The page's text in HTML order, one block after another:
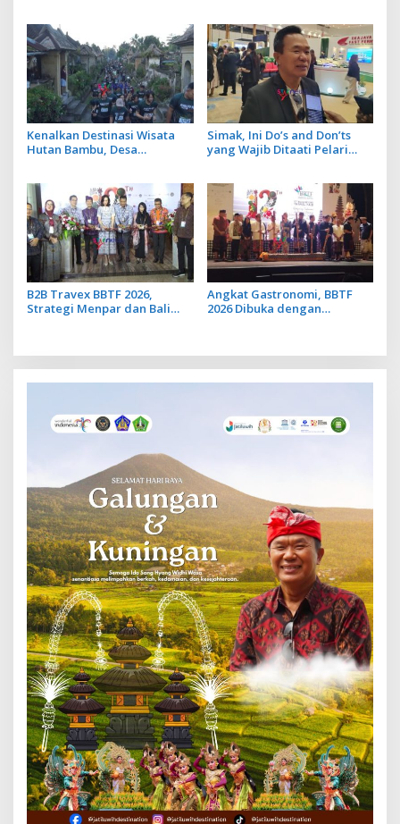
Musim Libur
Kenalkan Destinasi Wisata
Hutan Bambu, Desa
2026
Simak, Ini Do’s and Don’ts
yang Wajib Ditaati Pelari
B2B Travex BBTF 2026,
Strategi Menpar dan Bali
Angkat Gastronomi, BBTF
2026 Dibuka dengan